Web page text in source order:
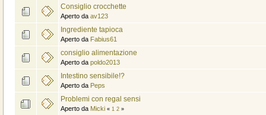
Consiglio crocchette
Aperto da av123
Ingrediente tapioca
Aperto da Fabius61
consiglio alimentazione
Aperto da poldo2013
Intestino sensibile!?
Aperto da Peps
Problemi con regal sensi
Aperto da Micki « 1 2»